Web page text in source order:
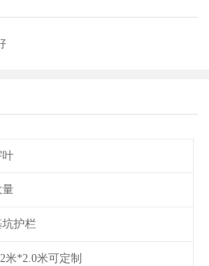
叶
量
坑护栏
米*2.0米可定制